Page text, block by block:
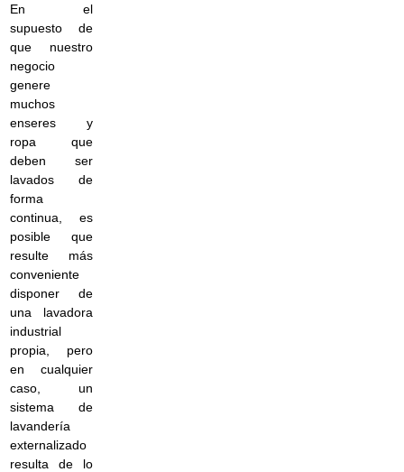
En el
supuesto de
que nuestro
negocio
genere
muchos
enseres y
ropa que
deben ser
lavados de
forma
continua, es
posible que
resulte más
conveniente
disponer de
una lavadora
industrial
propia, pero
en cualquier
caso, un
sistema de
lavandería
externalizado
resulta de lo